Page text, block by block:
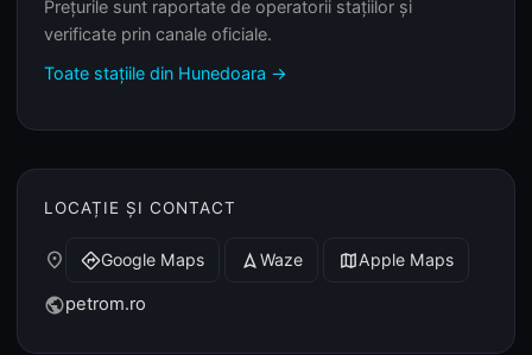
Prețurile sunt raportate de operatorii stațiilor și
verificate prin canale oficiale.
Toate stațiile din Hunedoara →
LOCAȚIE ȘI CONTACT
place directionsGoogle Maps navigation Waze mapApple Maps
publicpetrom.ro